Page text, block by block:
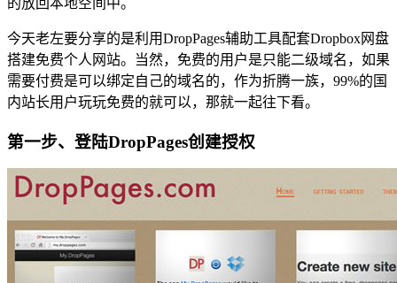
今天老左要分享的是利用DropPages辅助工具配套Dropbox网盘
搭建免费个人网站。当然，免费的用户是只能二级域名，如果
需要付费是可以绑定自己的域名的，作为折腾一族，99%的国
内站长用户玩玩免费的就可以，那就一起往下看。
第一步、登陆DropPages创建授权